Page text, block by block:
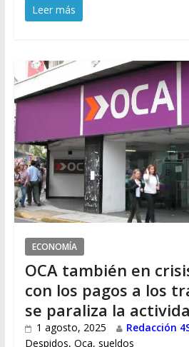
Leer más
ECONOMÍA
OCA también en
con los pagos a los
se paraliza la
1 agosto, 2025
Redacción
Despidos, Oca, sueldos